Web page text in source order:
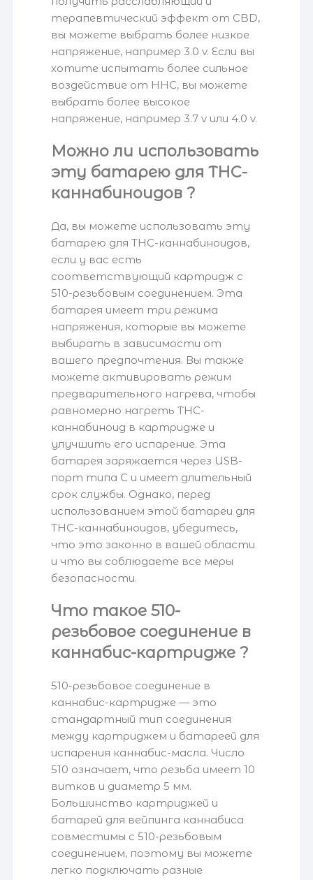
терапевтический эффект от CBD,
вы можете выбрать более низкое
напряжение, например 3.0 v. Если вы
хотите испытать более сильное
воздействие от HHC, вы можете
выбрать более высокое
напряжение, например 3.7 v или 4.0 v.
Можно ли использовать
эту батарею для THC-
каннабиноидов ?
Да, вы можете использовать эту
батарею для THC-каннабиноидов,
если у вас есть
соответствующий картридж с
510-резьбовым соединением. Эта
батарея имеет три режима
напряжения, которые вы можете
выбирать в зависимости от
вашего предпочтения. Вы также
можете активировать режим
предварительного нагрева, чтобы
равномерно нагреть THC-
каннабиноид в картридже и
улучшить его испарение. Эта
батарея заряжается через USB-
порт типа C и имеет длительный
срок службы. Однако, перед
использованием этой батареи для
THC-каннабиноидов, убедитесь,
что это законно в вашей области
и что вы соблюдаете все меры
безопасности.
Что такое 510-
резьбовое соединение в
каннабис-картридже ?
510-резьбовое соединение в
каннабис-картридже — это
стандартный тип соединения
между картриджем и батареей для
испарения каннабис-масла. Число
510 означает, что резьба имеет 10
витков и диаметр 5 мм.
Большинство картриджей и
батарей для вейпинга каннабиса
совместимы с 510-резьбовым
соединением, поэтому вы можете
легко подключать разные